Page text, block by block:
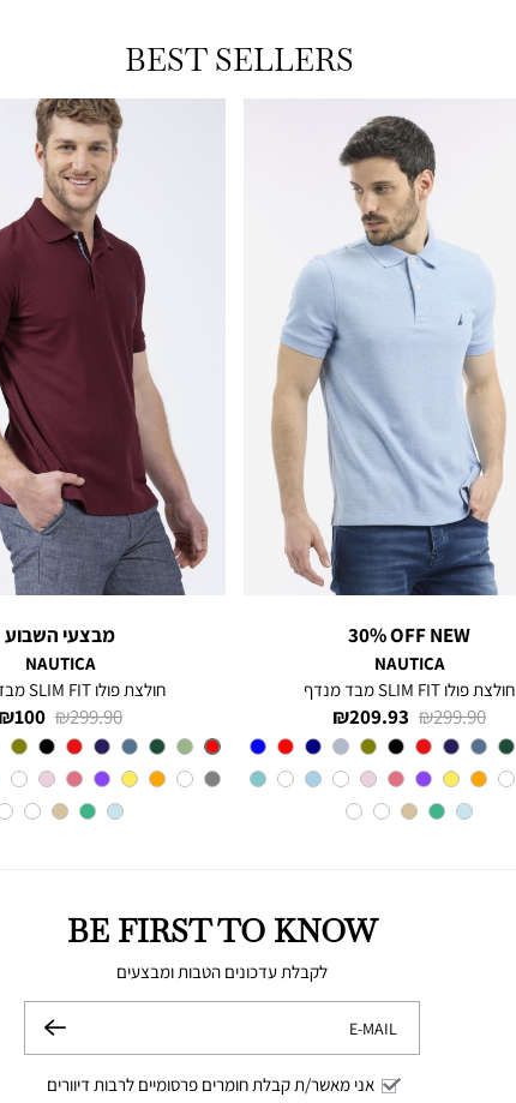
BEST SELLERS
30% OFF NEW
NAUTICA
חולצת פולו SLIM FIT מבד מנדף
מחיר
מוצר
209.93 ₪
מחיר
רגיל
299.90 ₪
צבע
CHARTER
BLUE
מבצעי השבוע
NAUTICA
חולצת פולו SLIM FIT מבד מנדף
מחיר
מוצר
100 ₪
מחיר
רגיל
299.90 ₪
צבע
Red
BE FIRST TO KNOW
לקבלת עדכונים הטבות ומבצעים
E-MAIL
אני מאשר/ת קבלת חומרים פרסומיים לרבות דיוורים
שלח